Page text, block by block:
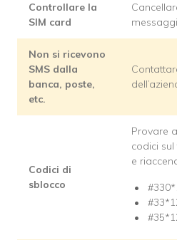
Controllare la
SIM card
Non si ricevono
SMS dalla
banca, poste,
etc.
Codici di
sblocco
Provare
codici
e